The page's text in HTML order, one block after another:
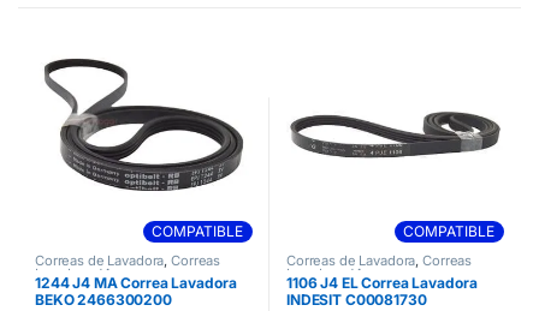
0003
50220974005
COMPATIBLE
Correas de Lavadora,Correas
Lavadora J4
1244 J4 MA Correa Lavadora
BEKO 2466300200
COMPATIBLE
Correas de Lavadora,Correas
Lavadora J4
1106 J4 EL Correa Lavadora
INDESIT C00081730